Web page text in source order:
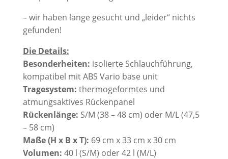
– wir haben lange gesucht und „leider“ nichts
gefunden!
Die Details:
Besonderheiten: isolierte Schlauchführung,
kompatibel mit ABS Vario base unit
Tragesystem: thermogeformtes und
atmungsaktives Rückenpanel
Rückenlänge: S/M (38 – 48 cm) oder M/L (47,5
– 58 cm)
Maße (H x B x T): 69 cm x 33 cm x 30 cm
Volumen: 40 l (S/M) oder 42 l (M/L)